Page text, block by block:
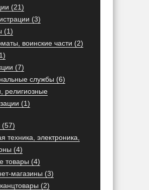
(21)
(3)
(1)
воинские части (2)
(7)
службы (6)
религиозные
(1)
(57)
техника, электроника,
(4)
товары (4)
магазины (3)
(2)